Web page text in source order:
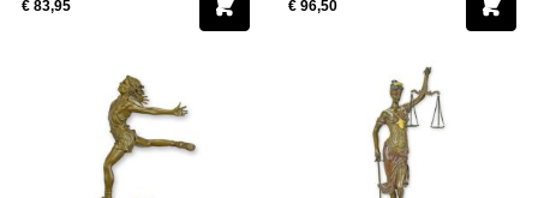
€ 83,95 € 96,50